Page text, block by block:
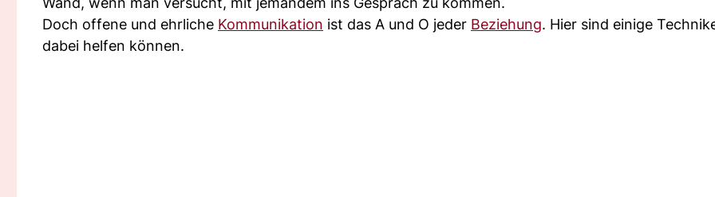
Doch offene und ehrliche Kommunikation ist das A und O jeder Beziehung. Hier sind einige
dabei helfen können.